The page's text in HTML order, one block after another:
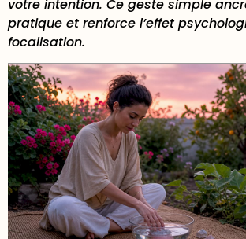
votre intention. Ce geste simple
pratique et renforce l’effet
focalisation.